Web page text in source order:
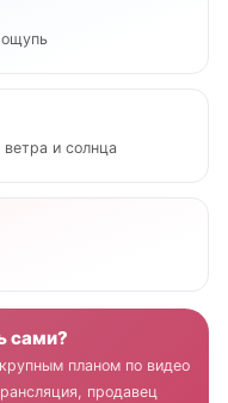
и солнца
сами?
планом по видео
продавец